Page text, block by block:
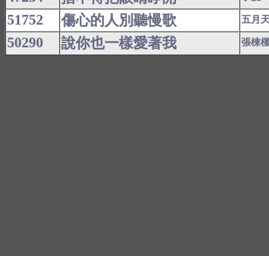
51752 傷心的人別聽慢歌 五月
50290 說你也一樣愛著我 張棟